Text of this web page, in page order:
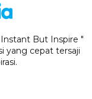
But Inspire "
yang cepat tersaji